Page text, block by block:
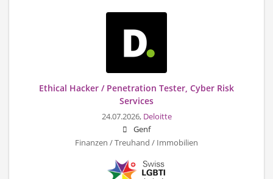
Ethical Hacker / Penetration Tester, Cyber Risk
Services
24.07.2026, Deloitte
Genf
Finanzen / Treuhand / Immobilien